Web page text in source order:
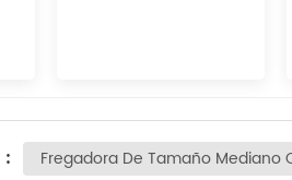
: Fregadora De Tamaño Mediano